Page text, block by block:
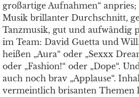
großartige Aufnahmen“
Musik brillanter Durchschnitt,
Tanzmusik, gut und aufwändig
im Team: David Guetta und
heißen „Aura“ oder „Sexxx
oder „Fashion!“ oder „Dope“.
auch noch brav „Applause“.
vermeintlich brisanten Themen